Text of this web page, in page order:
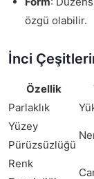
özgü olabilir.
İnci
Özellik
Parlaklık
Yüzey
Pürüzsüzlüğü
Renk